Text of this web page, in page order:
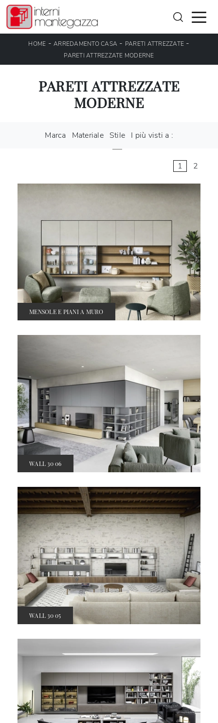
HOME -ARREDAMENTO CASA - PARETI ATTREZZATE -
PARETI ATTREZZATE MODERNE
PARETI ATTREZZATE
MODERNE
Marca Materiale Stile I più visti a :
1 2
MENSOLE E PIANI A MURO
WALL 30 06
WALL 30 05